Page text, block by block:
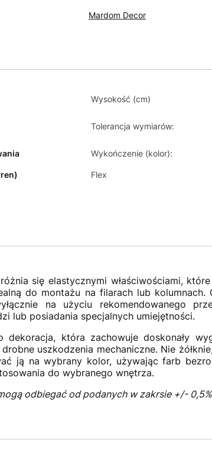
Mardom Decor
Wysokość (cm)
Tolerancja wymiarów:
Wykończenie (kolor):
Flex
się elastycznymi właściwościami,
do montażu na filarach lub
na użyciu rekomendowanego
lub posiadania specjalnych umiejętności.
dekoracja, która zachowuje doskonały
uszkodzenia mechaniczne. Nie
ją na wybrany kolor, używając farb
do wybranego wnętrza.
odbiegać od podanych w zakrsie +/- 0,5%